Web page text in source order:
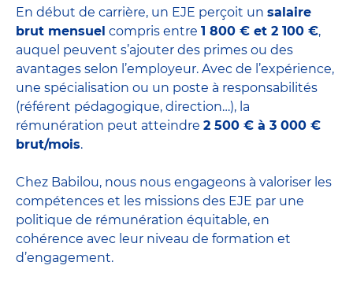
En début de carrière, un EJE perçoit un salaire
brut mensuel compris entre 1 800 € et 2 100 €,
auquel peuvent s’ajouter des primes ou des
avantages selon l’employeur. Avec de l’expérience,
une spécialisation ou un poste à responsabilités
(référent pédagogique, direction…), la
rémunération peut atteindre 2 500 € à 3 000 €
brut/mois.
Chez Babilou, nous nous engageons à valoriser les
compétences et les missions des EJE par une
politique de rémunération équitable, en
cohérence avec leur niveau de formation et
d’engagement.